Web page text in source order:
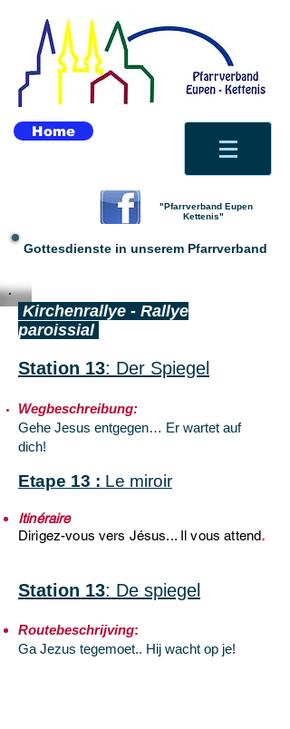
Home
"Pfarrverband Eupen
Kettenis"
Gottesdienste in unserem Pfarrverband
Kirchenrallye - Rallye
paroissial
Station 13: Der Spiegel
Wegbeschreibung:
Gehe Jesus entgegen… Er wartet auf
dich!
Etape 13 : Le miroir
Itinéraire
Dirigez-vous vers Jésus... Il vous attend.
Station 13: De spiegel
Routebeschrijving:
Ga Jezus tegemoet.. Hij wacht op je!